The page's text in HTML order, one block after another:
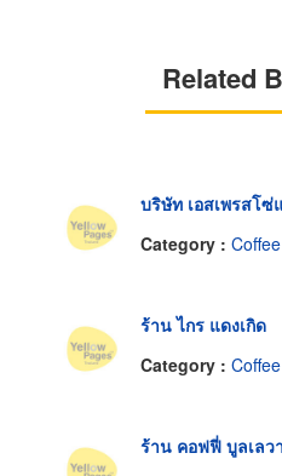
Related
บริษัท เอสเพรสโ
Category :
ร้าน ไกร แดงเกิด
Category :
ร้าน คอฟฟี่ บูลเลว